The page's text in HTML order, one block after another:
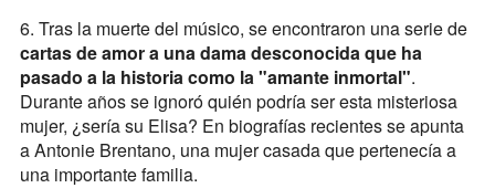
6. Tras la muerte del músico, se encontraron una serie de
cartas de amor a una dama desconocida que ha
pasado a la historia como la "amante inmortal".
Durante años se ignoró quién podría ser esta misteriosa
mujer, ¿sería su Elisa? En biografías recientes se apunta
a Antonie Brentano, una mujer casada que pertenecía a
una importante familia.